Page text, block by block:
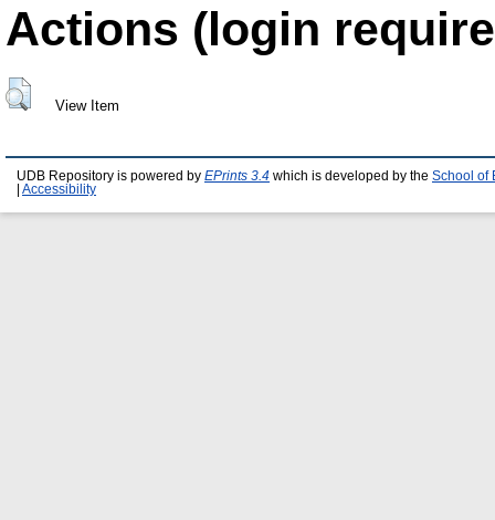
Actions (login
View Item
UDB Repository is powered by EPrints 3.4 which is developed by the School of
Accessibility